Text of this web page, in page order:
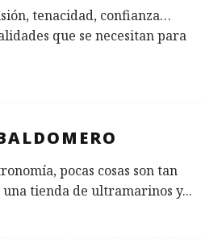
tenacidad, confianza…
que se necesitan para
pocas cosas son tan
tienda de ultramarinos y...